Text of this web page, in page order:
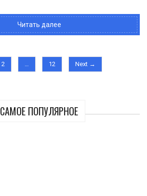
Читать далее
2 … 12 Next →
САМОЕ ПОПУЛЯРНОЕ